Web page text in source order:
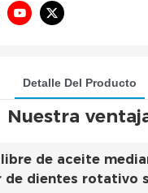
Detalle Del Producto
Nuestra
de aceite
de dientes rotativo